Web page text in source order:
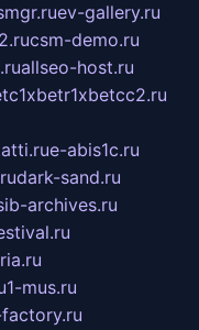
ev-gallery.ru
csm-demo.ru
allseo-host.ru
e-abis1c.ru
dark-sand.ru
archives.ru
1-mus.ru